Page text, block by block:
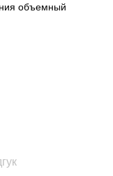
объемный